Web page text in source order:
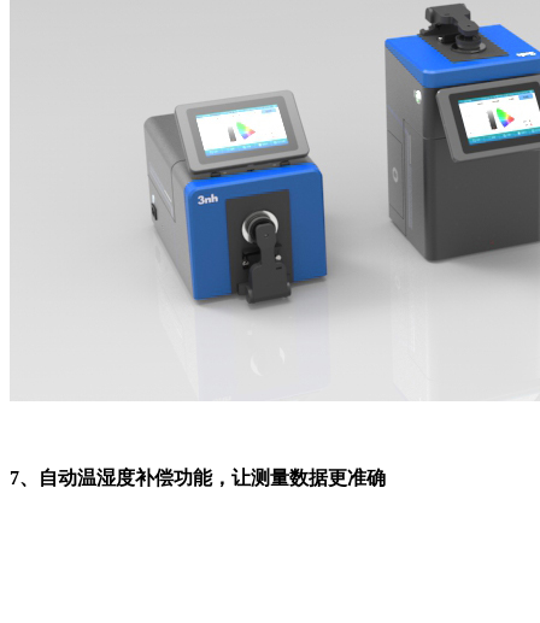
7、自动温湿度补偿功能，让测量数据更准确